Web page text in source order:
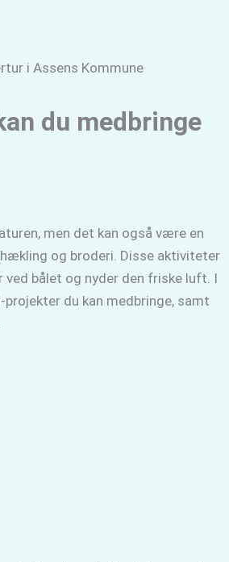
du medbringe
men det kan også være en
og broderi. Disse aktiviteter
bålet og nyder den friske luft. I
du kan medbringe, samt